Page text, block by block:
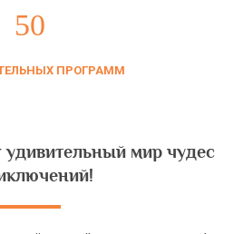
50
ПРОГРАММ
удивительный мир чудес